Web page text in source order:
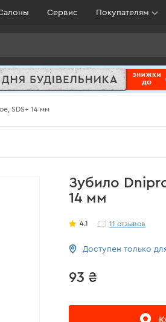
Сервис Покупателям
SDS+ 14 мм
Зубило
14 мм
4.1 11отзывов
Доступен только
93 ₴